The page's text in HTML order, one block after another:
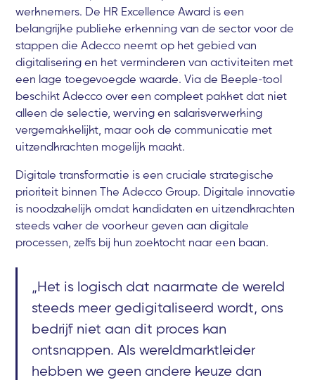
werknemers. De HR Excellence Award is een
belangrijke publieke erkenning van de sector voor de
stappen die Adecco neemt op het gebied van
digitalisering en het verminderen van activiteiten met
een lage toegevoegde waarde. Via de Beeple-tool
beschikt Adecco over een compleet pakket dat niet
alleen de selectie, werving en salarisverwerking
vergemakkelijkt, maar ook de communicatie met
uitzendkrachten mogelijk maakt.
Digitale transformatie is een cruciale strategische
prioriteit binnen The Adecco Group. Digitale innovatie
is noodzakelijk omdat kandidaten en uitzendkrachten
steeds vaker de voorkeur geven aan digitale
processen, zelfs bij hun zoektocht naar een baan.
„Het is logisch dat naarmate de wereld
steeds meer gedigitaliseerd wordt, ons
bedrijf niet aan dit proces kan
ontsnappen. Als wereldmarktleider
hebben we geen andere keuze dan